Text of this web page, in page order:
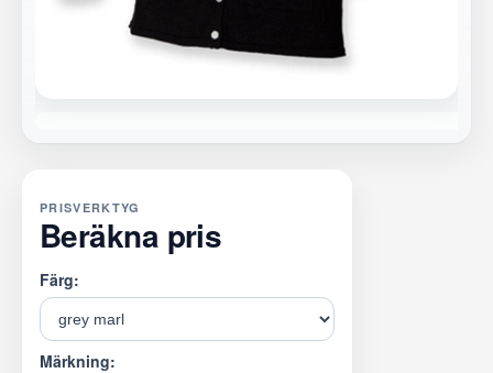
PRISVERKTYG
Beräkna pris
Färg:
Märkning: